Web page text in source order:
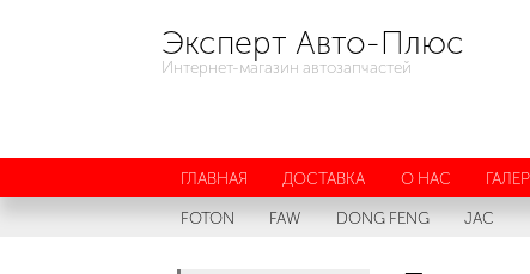
Эксперт Авто-Плюс
Интернет-магазин автозапчастей
ГЛАВНАЯ ДОСТАВКА О НАС
FOTON
FAW DONG FENG JAC